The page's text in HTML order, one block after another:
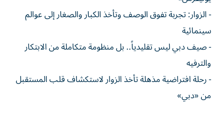
- الزوار: تجربة تفوق الوصف وتأخذ الكبار والصغار إلى عوالم
سينمائية
- صيف دبي ليس تقليدياً.. بل منظومة متكاملة من الابتكار
والترفيه
- رحلة افتراضية مذهلة تأخذ الزوار لاستكشاف قلب المستقبل
من «دبي»